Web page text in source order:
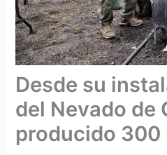
Desde su
del Nevado de
producido 300